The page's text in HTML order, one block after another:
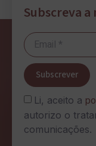
Subscreva
Li, aceito a
autorizo o
comunicações.
Subscrever